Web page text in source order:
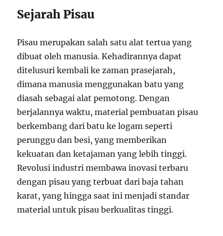
Sejarah Pisau
Pisau merupakan salah satu alat tertua yang
dibuat oleh manusia. Kehadirannya dapat
ditelusuri kembali ke zaman prasejarah,
dimana manusia menggunakan batu yang
diasah sebagai alat pemotong. Dengan
berjalannya waktu, material pembuatan pisau
berkembang dari batu ke logam seperti
perunggu dan besi, yang memberikan
kekuatan dan ketajaman yang lebih tinggi.
Revolusi industri membawa inovasi terbaru
dengan pisau yang terbuat dari baja tahan
karat, yang hingga saat ini menjadi standar
material untuk pisau berkualitas tinggi.